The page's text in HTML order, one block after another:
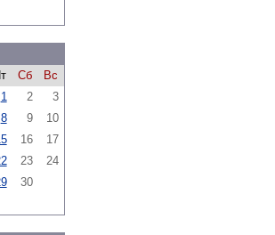
Сб
Вс
1
2
3
8 9
10
16
17
23
24
30